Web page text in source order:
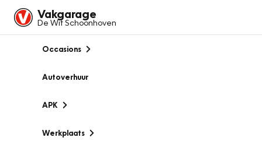
Vakgarage
De Wit Schoonhoven
Occasions
Autoverhuur
APK
Werkplaats